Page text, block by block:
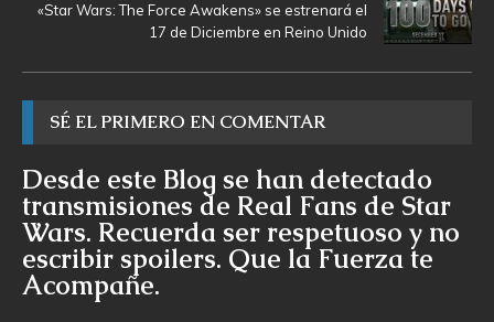
«Star Wars: The Force Awakens» se estrenará el
17 de Diciembre en Reino Unido
SÉ EL PRIMERO EN COMENTAR
Desde este Blog se han detectado
transmisiones de Real Fans de Star
Wars. Recuerda ser respetuoso y no
escribir spoilers. Que la Fuerza te
Acompañe.